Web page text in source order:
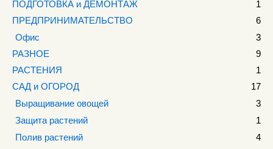
ПОДГОТОВКА и ДЕМОНТАЖ
1
ПРЕДПРИНИМАТЕЛЬСТВО
6
Офис
3
РАЗНОЕ
9
РАСТЕНИЯ
1
САД и ОГОРОД
17
Выращивание овощей
3
Защита растений
1
Полив растений
4